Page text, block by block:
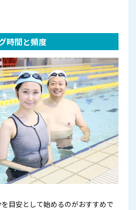
時間と頻度
目安として始めるのがおすすめで